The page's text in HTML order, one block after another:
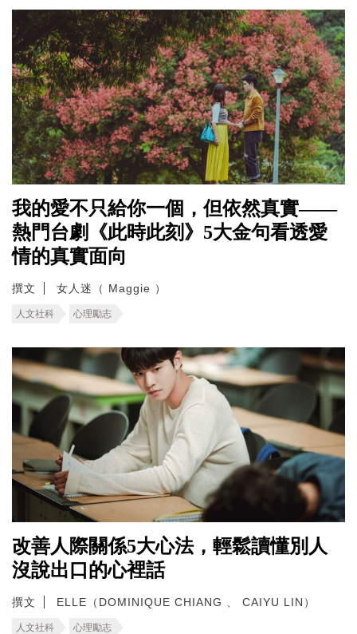
我的愛不只給你一個，但依然真實——
熱門台劇《此時此刻》5大金句看透愛
情的真實面向
撰文 女人迷（ Maggie ）
人文社科 心理勵志
改善人際關係5大心法，輕鬆讀懂別人
沒說出口的心裡話
撰文 ELLE（DOMINIQUE CHIANG 、 CAIYU LIN）
人文社科 心理勵志